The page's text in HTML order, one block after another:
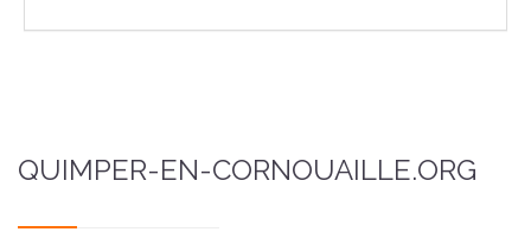
QUIMPER-EN-CORNOUAILLE.ORG